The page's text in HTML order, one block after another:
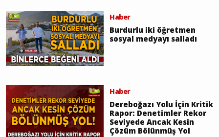
Haber
Burdurlu iki öğretmen
sosyal medyayı salladı
Haber
Dereboğazı Yolu İçin Kritik
Rapor: Denetimler Rekor
Seviyede Ancak Kesin
Çözüm Bölünmüş Yol